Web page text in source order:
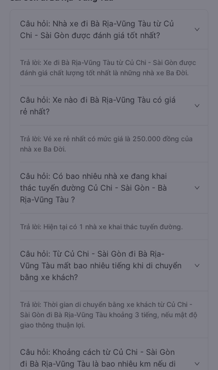
Câu hỏi: Nhà xe đi Bà Rịa-Vũng Tàu từ Củ
Chi - Sài Gòn được đánh giá tốt nhất?
Trả lời: Xe đi Bà Rịa-Vũng Tàu từ Củ Chi - Sài Gòn được
đánh giá chất lượng tốt nhất là những nhà xe Ba Đời.
Câu hỏi: Xe nào đi Bà Rịa-Vũng Tàu có giá
rẻ nhất?
Trả lời: Vé xe rẻ nhất có mức giá là 250.000 đồng của
nhà xe Ba Đời.
Câu hỏi: Có bao nhiêu nhà xe đang khai
thác tuyến đường Củ Chi - Sài Gòn - Bà
Rịa-Vũng Tàu ?
Trả lời: Hiện tại có 1 nhà xe khai thác tuyến đường.
Câu hỏi: Từ Củ Chi - Sài Gòn đi Bà Rịa-
Vũng Tàu mất bao nhiêu tiếng khi di chuyển
bằng xe khách?
Trả lời: Thời gian di chuyển bằng xe khách từ Củ Chi -
Sài Gòn đi Bà Rịa-Vũng Tàu khoảng 3 tiếng, nếu mật độ
giao thông thuận lợi.
Câu hỏi: Khoảng cách từ Củ Chi - Sài Gòn
đi Bà Rịa-Vũng Tàu là bao nhiêu km nếu di